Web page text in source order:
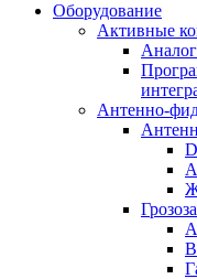
Оборудование
Активные
Антенно-